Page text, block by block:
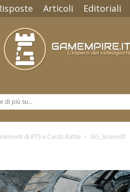
Articoli Editoriali
di RTS e Cards Battle GG_Screen01